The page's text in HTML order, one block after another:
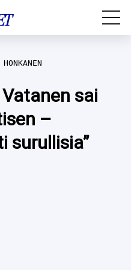
sai
–
surullisia”